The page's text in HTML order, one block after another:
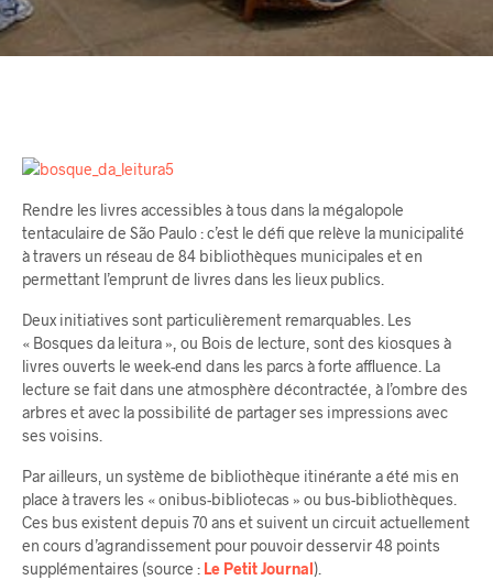
Rendre les livres accessibles à tous dans la mégalopole
tentaculaire de São Paulo : c’est le défi que relève la municipalité
à travers un réseau de 84 bibliothèques municipales et en
permettant l’emprunt de livres dans les lieux publics.
Deux initiatives sont particulièrement remarquables. Les
« Bosques da leitura », ou Bois de lecture, sont des kiosques à
livres ouverts le week-end dans les parcs à forte affluence. La
lecture se fait dans une atmosphère décontractée, à l’ombre des
arbres et avec la possibilité de partager ses impressions avec
ses voisins.
Par ailleurs, un système de bibliothèque itinérante a été mis en
place à travers les « onibus-bibliotecas » ou bus-bibliothèques.
Ces bus existent depuis 70 ans et suivent un circuit actuellement
en cours d’agrandissement pour pouvoir desservir 48 points
supplémentaires (source : Le Petit Journal).